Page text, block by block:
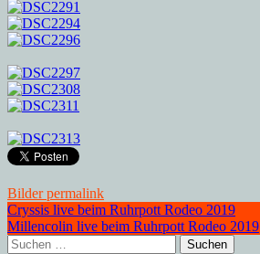
Bilderpermalink
Post
navigation
Cryssis live beim Ruhrpott Rodeo 2019
Millencolin live beim Ruhrpott Rodeo 2019
Suchen